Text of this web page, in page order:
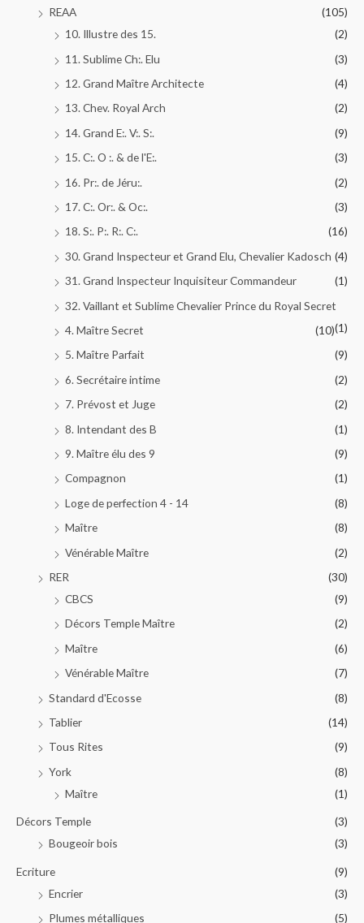
REAA
(105)
10. Illustre des 15.
(2)
11. Sublime Ch:. Elu
(3)
12. Grand Maître Architecte
(4)
13. Chev. Royal Arch
(2)
14. Grand E:. V:. S:.
(9)
15. C:. O :. & de l'E:.
(3)
16. Pr:. de Jéru:.
(2)
17. C:. Or:. & Oc:.
(3)
18. S:. P:. R:. C:.
(16)
30. Grand Inspecteur et Grand Elu, Chevalier Kadosch (4)
31. Grand Inspecteur Inquisiteur Commandeur
(1)
32. Vaillant et Sublime Chevalier Prince du Royal Secret
(1)
4. Maître Secret
(10)
5. Maître Parfait
(9)
6. Secrétaire intime
(2)
7. Prévost et Juge
(2)
8. Intendant des B
(1)
9. Maître élu des 9
(9)
Compagnon
(1)
Loge de perfection 4 - 14
(8)
Maître
(8)
Vénérable Maître
(2)
RER
(30)
CBCS
(9)
Décors Temple Maître
(2)
Maître
(6)
Vénérable Maître
(7)
Standard d'Ecosse
(8)
Tablier
(14)
Tous Rites
(9)
York
(8)
Maître
(1)
Décors Temple
(3)
Bougeoir bois
(3)
Ecriture
(9)
Encrier
(3)
Plumes métalliques
(5)